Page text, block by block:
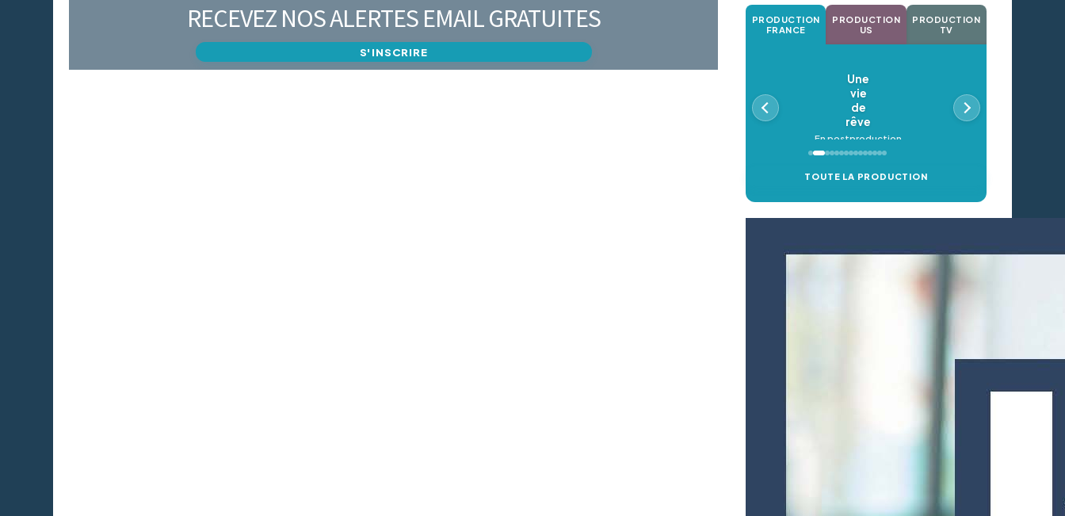
RECEVEZ NOS ALERTES EMAIL GRATUITES
S'INSCRIRE
PRODUCTION
FRANCE
PRODUCTION
US
PRODUCTION
TV
Une
vie
de
rêve
En postproduction
TOUTE LA PRODUCTION